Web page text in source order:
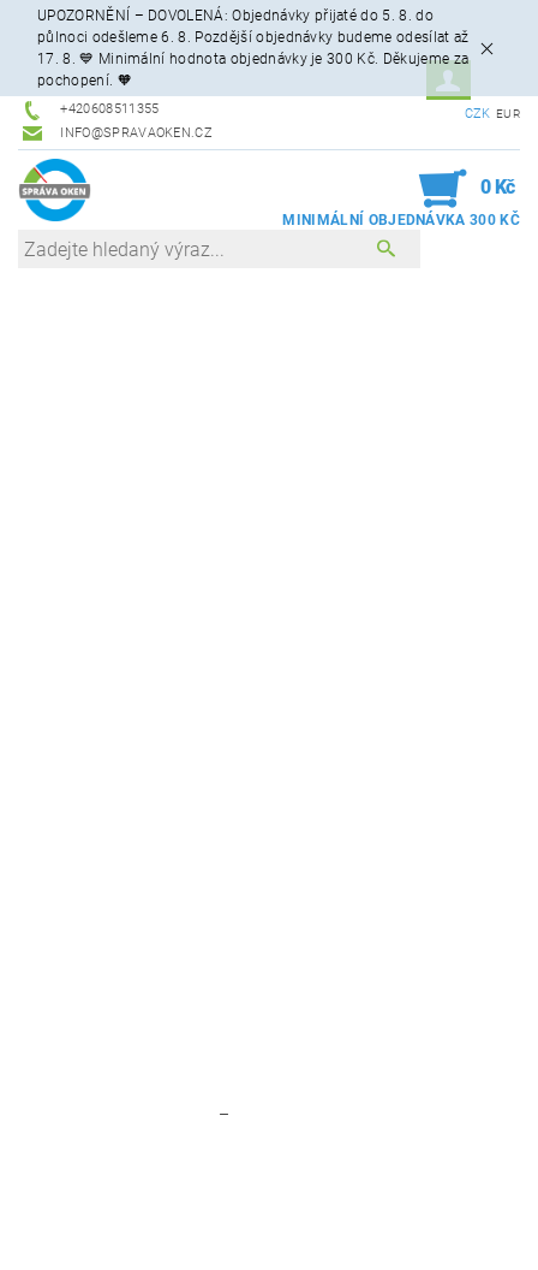
UPOZORNĚNÍ – DOVOLENÁ: Objednávky přijaté do 5. 8. do
půlnoci odešleme 6. 8. Pozdější objednávky budeme odesílat až
17. 8. 💙 Minimální hodnota objednávky je 300 Kč. Děkujeme za
pochopení. 🧡
+420608511355
INFO@SPRAVAOKEN.CZ
CZK EUR
0 Kč